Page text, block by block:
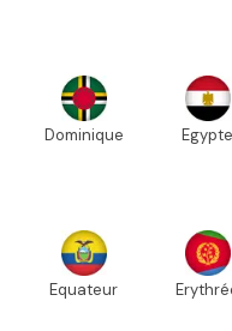
Dominique Egypte
Equateur